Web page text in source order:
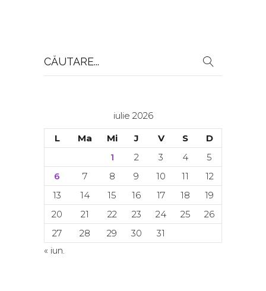
Search
for:
iulie 2026
L
Ma Mi J V S
D
1
2 3 4
5
6
7 8 9 10 11
12
13
14 15 16 17 18
19
20
21 22 23 24 25
26
27
28 29 30
31
« iun.